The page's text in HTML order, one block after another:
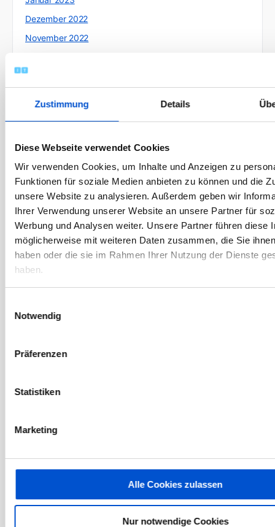
Zustimmung Details
Diese Webseite verwendet Cookies
Wir verwenden Cookies, um Inhalte und Anzeigen zu
Funktionen für soziale Medien anbieten zu können und die
unsere Website zu analysieren. Außerdem geben wir
Ihrer Verwendung unserer Website an unsere Partner für
Werbung und Analysen weiter. Unsere Partner führen diese
möglicherweise mit weiteren Daten zusammen, die Sie
haben oder die sie im Rahmen Ihrer Nutzung der Dienste
haben.
Notwendig
Präferenzen
Statistiken
Marketing
Alle Cookies zulassen
Nur notwendige Cookies
Dezember 2022
November 2022
September 2022
Mai 2022
April 2022
Februar 2022
Januar 2022
Dezember 2021
November 2021
Oktober 2021
August 2021
Februar 2021
Januar 2021